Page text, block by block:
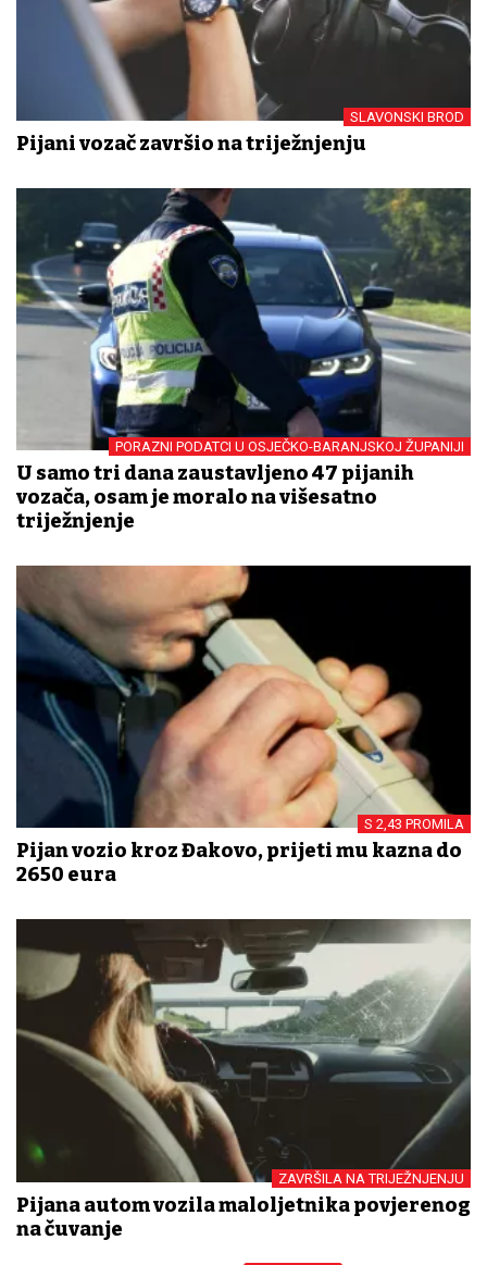
SLAVONSKI BROD
Pijani vozač završio na triježnjenju
PORAZNI PODATCI U OSJEČKO-BARANJSKOJ ŽUPANIJI
U samo tri dana zaustavljeno 47 pijanih
vozača, osam je moralo na višesatno
triježnjenje
S 2,43 PROMILA
Pijan vozio kroz Đakovo, prijeti mu kazna do
2650 eura
ZAVRŠILA NA TRIJEŽNJENJU
Pijana autom vozila maloljetnika povjerenog
na čuvanje